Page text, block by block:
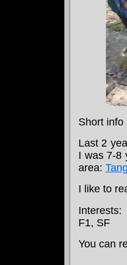
Short info
Last 2
I was 7-8
area:
I like to
F1, SF
You can